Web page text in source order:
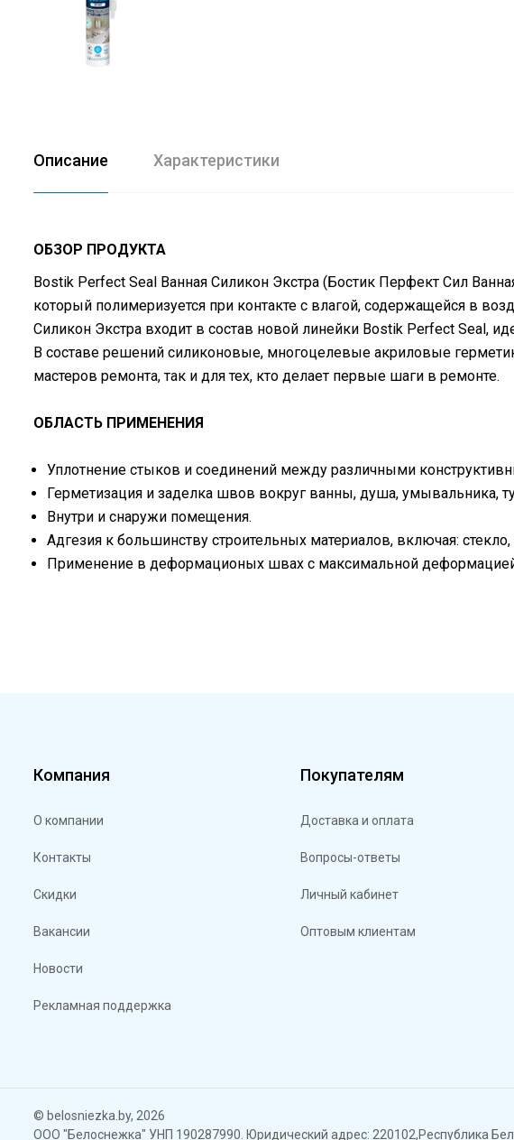
Описание Характеристики
ОБЗОР ПРОДУКТА
Bostik Perfect Seal Ванная Силикон Экстра (Бостик Перфект Сил
который полимеризуется при контакте с влагой, содержащейся в
Силикон Экстра входит в состав новой линейки Bostik Perfect Seal,
В составе решений силиконовые, многоцелевые акриловые
мастеров ремонта, так и для тех, кто делает первые шаги в ремонте.
ОБЛАСТЬ ПРИМЕНЕНИЯ
Уплотнение стыков и соединений между различными
Герметизация и заделка швов вокруг ванны, душа, умывальника,
Внутри и снаружи помещения.
Адгезия к большинству строительных материалов, включая:
Применение в деформационых швах с максимальной
Компания
О компании
Контакты
Скидки
Вакансии
Новости
Рекламная поддержка
Покупателям
Доставка и оплата
Вопросы-ответы
Личный кабинет
Оптовым клиентам
© belosniezka.by, 2026
ООО "Белоснежка" УНП 190287990. Юридический адрес: 220102,Республика